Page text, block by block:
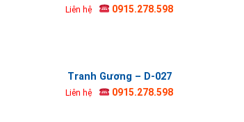
Liên hệ 0915.278.598
Tranh Gương – D-027
Liên hệ 0915.278.598